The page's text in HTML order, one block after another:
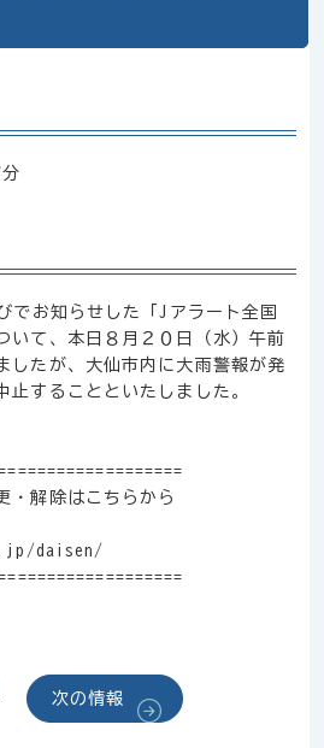
でお知らせした「Jアラート全国
いて、本日８月２０日（水）午前
したが、大仙市内に大雨警報が発
止することといたしました。
・解除はこちらから
daisen/
次の情報